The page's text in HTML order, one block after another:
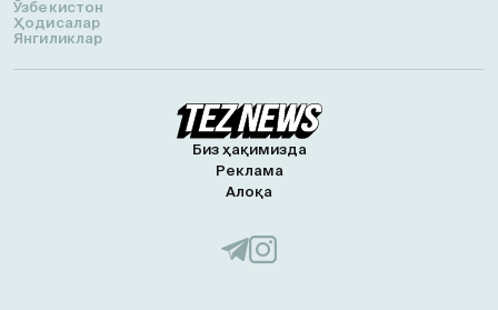
Ўзбекистон
Ҳодисалар
Янгиликлар
Биз ҳақимизда
Реклама
Алоқа